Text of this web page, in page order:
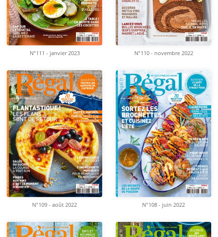
N°111 - janvier 2023 N°110 - novembre 2022
N°109 - août 2022 N°108 - juin 2022